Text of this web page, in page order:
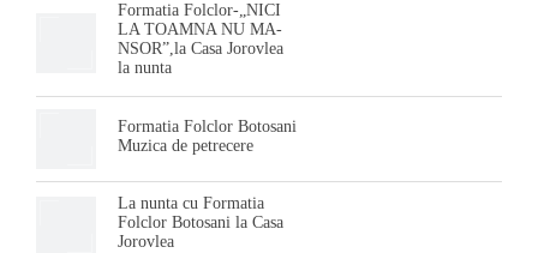
Formatia Folclor-„NICI
LA TOAMNA NU MA-
NSOR”,la Casa Jorovlea
la nunta
Formatia Folclor Botosani
Muzica de petrecere
La nunta cu Formatia
Folclor Botosani la Casa
Jorovlea